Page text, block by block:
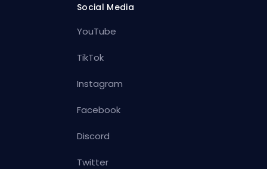
Social Media
YouTube
TikTok
Instagram
Facebook
Discord
Twitter